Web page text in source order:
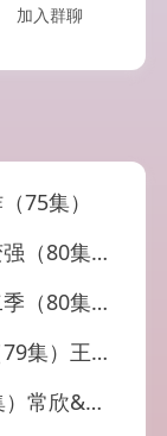
加入群聊
75集）
轩＆苏梦雅
亦＆刘蔓莉
威＆庄芈僮
欣&王振